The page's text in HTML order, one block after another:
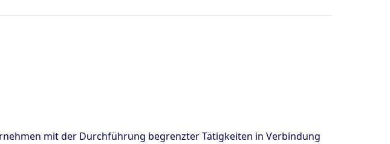
mit der Durchführung begrenzter Tätigkeiten in Verbindung